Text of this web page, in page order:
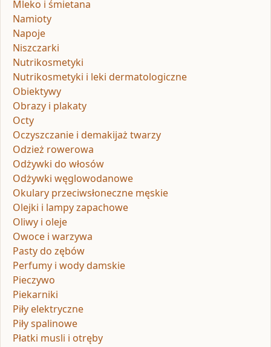
Mleko i śmietana
Namioty
Napoje
Niszczarki
Nutrikosmetyki
Nutrikosmetyki i leki dermatologiczne
Obiektywy
Obrazy i plakaty
Octy
Oczyszczanie i demakijaż twarzy
Odzież rowerowa
Odżywki do włosów
Odżywki węglowodanowe
Okulary przeciwsłoneczne męskie
Olejki i lampy zapachowe
Oliwy i oleje
Owoce i warzywa
Pasty do zębów
Perfumy i wody damskie
Pieczywo
Piekarniki
Piły elektryczne
Piły spalinowe
Płatki musli i otręby